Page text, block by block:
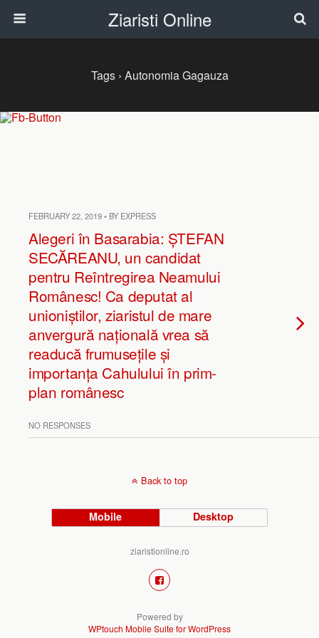
Ziaristi Online
Tags › Autonomia Gagauza
FEBRUARY 22, 2019 • BY EXPRESS
Alegeri în Basarabia: ȘTEFAN
SECĂREANU, un candidat
pentru Reîntregirea Neamului
Românesc! Ca deputat al
unioniștilor, ziaristul de mare
anvergură națională vrea să
readucă frumusețile și
importanța Cahulului în prim-
plan românesc
NO RESPONSES
Back to top
Mobile Desktop
ziaristionline.ro
Powered by
WPtouch Mobile Suite for WordPress